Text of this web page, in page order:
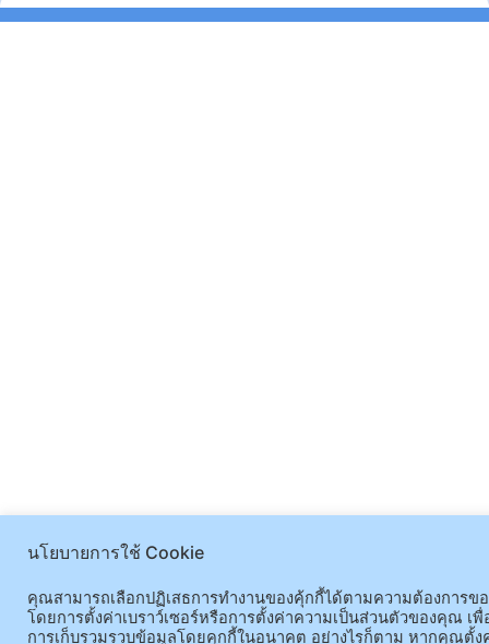
นโยบายการใช้ Cookie
คุณสามารถเลือกปฏิเสธการทำงานของคุ้กกี้ได้ตามความต้องการข
โดยการตั้งค่าเบราว์เซอร์หรือการตั้งค่าความเป็นส่วนตัวของคุณ เพื่
การเก็บรวมรวบข้อมูลโดยคุกกี้ในอนาคต อย่างไรก็ตาม หากคุณตั้ง